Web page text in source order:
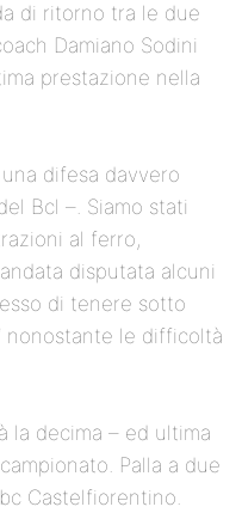
di ritorno tra le due
Damiano Sodini
prestazione nella
difesa davvero
Bcl –. Siamo stati
al ferro,
disputata alcuni
di tenere sotto
nonostante le difficoltà
la decima – ed ultima
Palla a due
Castelfiorentino.